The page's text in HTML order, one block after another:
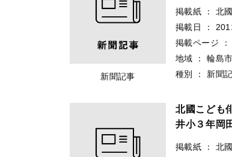
新聞記事
掲載紙 ：
北
掲載日
：
掲載ページ
：
地域
：
輪島市
種別
： 新聞
北國こども
井小３年岡
掲載紙 ：
北